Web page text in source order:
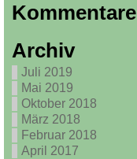
Kommentare
Archiv
Juli 2019
Mai 2019
Oktober 2018
März 2018
Februar 2018
April 2017